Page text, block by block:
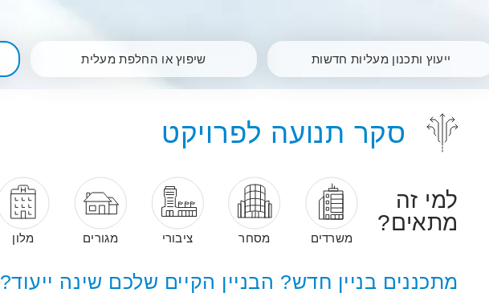
ייעוץ ותכנון מעליות חדשות שיפוץ או החלפת מעלית
סקר תנועה לפרויקט
למי זה
מתאים?
משרדים מסחר ציבורי מגורים מלון
מתכננים בניין חדש? הבניין הקיים שלכם שינה ייעוד?